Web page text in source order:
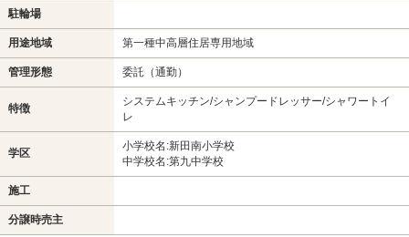
駐輪場
用途地域 第一種中高層住居専用地域
管理形態 委託（通勤）
特徴
システムキッチン/シャンプードレッサー/シャワートイ
レ
学区
小学校名:新田南小学校
中学校名:第九中学校
施工
分譲時売主